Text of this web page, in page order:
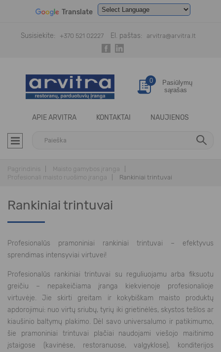
Translate
Susisiekite:
+370 521 02227 El. paštas: arvitra@arvitra.lt
APIE ARVITRA KONTAKTAI NAUJIENOS
0
Pasiūlymų
sąrašas
Pagrindinis
Maisto gamybos įranga
Profesionali maisto ruošimo įranga
Rankiniai trintuvai
Rankiniai trintuvai
Profesionalūs pramoniniai rankiniai trintuvai – efektyvus
sprendimas intensyviai virtuvei!
Profesionalūs rankiniai trintuvai su reguliuojamu arba fiksuotu
greičiu – nepakeičiama įranga kiekvienoje profesionalioje
virtuvėje. Jie skirti greitam ir kokybiškam maisto produktų
apdorojimui: nuo virtų sriubų, tyrių iki grietinėlės, skystos tešlos ar
kiaušinio baltymų plakimo. Dėl savo universalumo ir patikimumo,
šie pramoniniai trintuvai plačiai naudojami viešojo maitinimo
įstaigose (kavinėse, restoranuose, valgyklose), konditerijos